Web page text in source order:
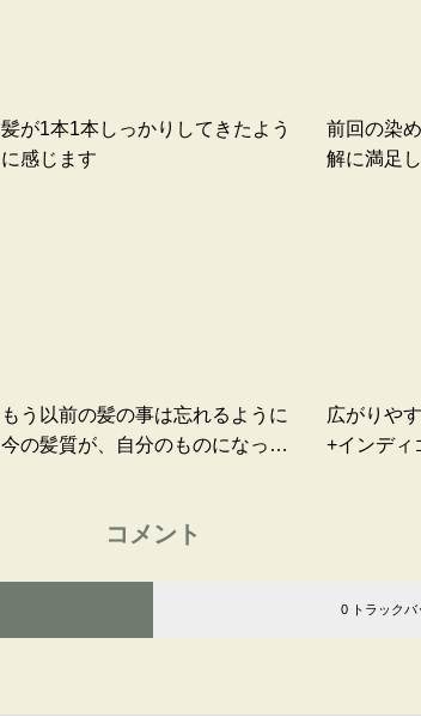
髪が1本1本しっかりしてきたよう
に感じます
前回の染
解に満足
もう以前の髪の事は忘れるように
今の髪質が、自分のものになって
広がりや
+インディ
コメント
0 トラックバ